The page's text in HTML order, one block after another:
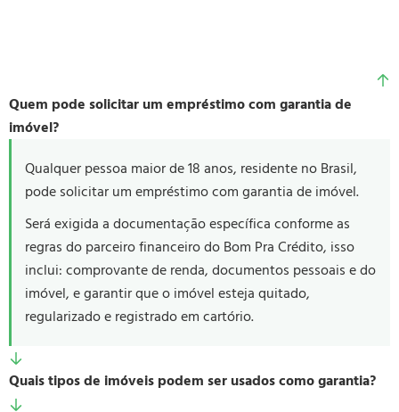
Quem pode solicitar um empréstimo com garantia de
imóvel?
Qualquer pessoa maior de 18 anos, residente no Brasil,
pode solicitar um empréstimo com garantia de imóvel.
Será exigida a documentação específica conforme as
regras do parceiro financeiro do Bom Pra Crédito, isso
inclui: comprovante de renda, documentos pessoais e do
imóvel, e garantir que o imóvel esteja quitado,
regularizado e registrado em cartório.
Quais tipos de imóveis podem ser usados como garantia?